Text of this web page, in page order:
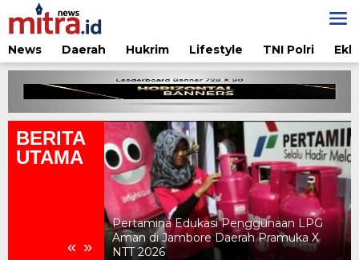
Lewati
ke
konten
News
Daerah Hukrim Lifestyle TNI Polri
BERITA
UTAMA
« »
Delegasi APINDO NTT Hadiri Rakernas
APINDO 2026 di Makassar